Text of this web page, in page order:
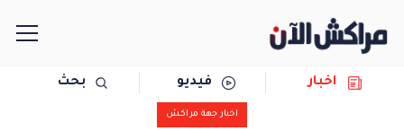
اخبار فيديو بحث
اخبار جهة مراكش